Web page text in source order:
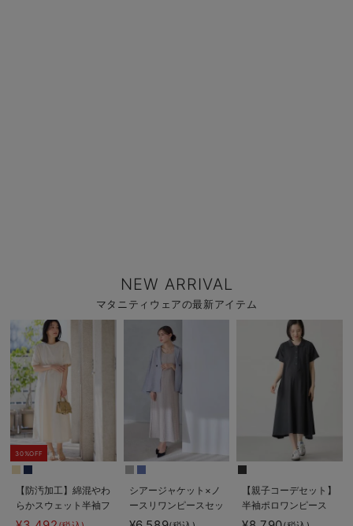
NEW ARRIVAL
マタニティウェアの最新アイテム
30%OFF
【防汚加工】綿混やわ
らかスウェット半袖フ
レアワンピース マタ
シアージャケット×ノ
ースリワンピースセッ
ト マタニティ・産後
【親子コーデセット】
半袖ポロワンピース
（ひざ下丈）＆襟付き